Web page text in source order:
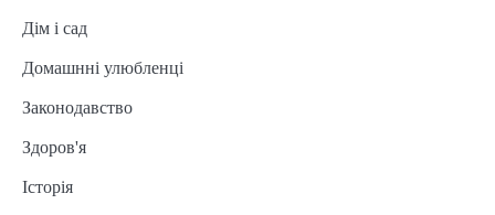
Дім і сад
Домашнні улюбленці
Законодавство
Здоров'я
Історія